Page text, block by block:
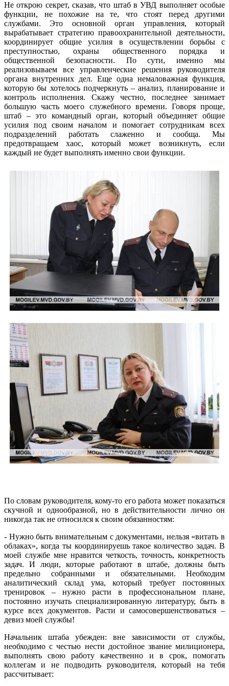
Не открою секрет, сказав, что штаб в УВД выполняет особые
функции, не похожие на те, что стоят перед другими
службами. Это основной орган управления, который
вырабатывает стратегию правоохранительной деятельности,
координирует общие усилия в осуществлении борьбы с
преступностью, охраны общественного порядка и
общественной безопасности. По сути, именно мы
реализовываем все управленческие решения руководителя
органа внутренних дел. Еще одна немаловажная функция,
которую бы хотелось подчеркнуть – анализ, планирование и
контроль исполнения. Скажу честно, последнее занимает
большую часть моего служебного времени. Говоря проще,
штаб – это командный орган, который объединяет общие
усилия под своим началом и помогает сотрудникам всех
подразделений работать слаженно и сообща. Мы
предотвращаем хаос, который может возникнуть, если
каждый не будет выполнять именно свои функции.
По словам руководителя, кому-то его работа может показаться
скучной и однообразной, но в действительности лично он
никогда так не относился к своим обязанностям:
- Нужно быть внимательным с документами, нельзя «витать в
облаках», когда ты координируешь такое количество задач. В
моей службе мне нравится четкость, точность, конкретность
задач. И люди, которые работают в штабе, должны быть
предельно собранными и обязательными. Необходим
аналитический склад ума, который требует постоянных
тренировок – нужно расти в профессиональном плане,
постоянно изучать специализированную литературу, быть в
курсе всех документов. Расти и самосовершенствоваться –
девиз моей службы!
Начальник штаба убежден: вне зависимости от службы,
необходимо с честью нести достойное звание милиционера,
выполнять свою работу качественно и в срок, помогать
коллегам и не подводить руководителя, который на тебя
рассчитывает: